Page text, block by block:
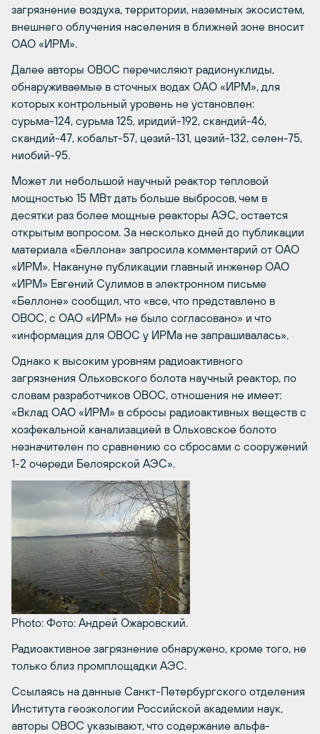
загрязнение воздуха, территории, наземных экосистем,
внешнего облучения населения в ближней зоне вносит
ОАО «ИРМ».
Далее авторы ОВОС перечисляют радионуклиды,
обнаруживаемые в сточных водах ОАО «ИРМ», для
которых контрольный уровень не установлен:
сурьма-124, сурьма 125, иридий-192, скандий-46,
скандий-47, кобальт-57, цезий-131, цезий-132, селен-75,
ниобий-95.
Может ли небольшой научный реактор тепловой
мощностью 15 МВт дать больше выбросов, чем в
десятки раз более мощные реакторы АЭС, остается
открытым вопросом. За несколько дней до публикации
материала «Беллона» запросила комментарий от ОАО
«ИРМ». Накануне публикации главный инженер ОАО
«ИРМ» Евгений Сулимов в электронном письме
«Беллоне» сообщил, что «все, что представлено в
ОВОС, с ОАО «ИРМ» не было согласовано» и что
«информация для ОВОС у ИРМа не запрашивалась».
Однако к высоким уровням радиоактивного
загрязнения Ольховского болота научный реактор, по
словам разработчиков ОВОС, отношения не имеет:
«Вклад ОАО «ИРМ» в сбросы радиоактивных веществ с
хозфекальной канализацией в Ольховское болото
незначителен по сравнению со сбросами с сооружений
1-2 очереди Белоярской АЭС».
Photo: Фото: Андрей Ожаровский.
Радиоактивное загрязнение обнаружено, кроме того, не
только близ промплощадки АЭС.
Ссылаясь на данные Санкт-Петербургского отделения
Института геоэкологии Российской академии наук,
авторы ОВОС указывают, что содержание альфа-